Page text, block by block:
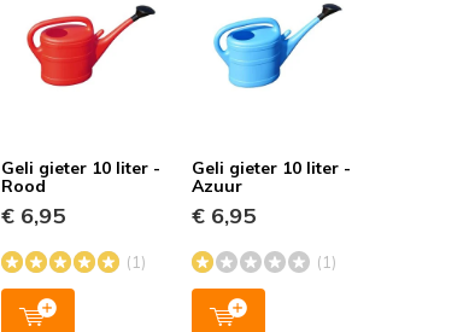
Geli gieter 10 liter -
Rood
€ 6,95
(1)
Geli gieter 10 liter -
Azuur
€ 6,95
(1)